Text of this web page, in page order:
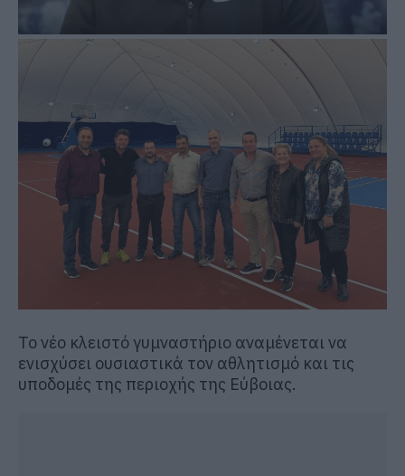
Το νέο κλειστό γυμναστήριο αναμένεται να
ενισχύσει ουσιαστικά τον αθλητισμό και τις
υποδομές της περιοχής της Εύβοιας.